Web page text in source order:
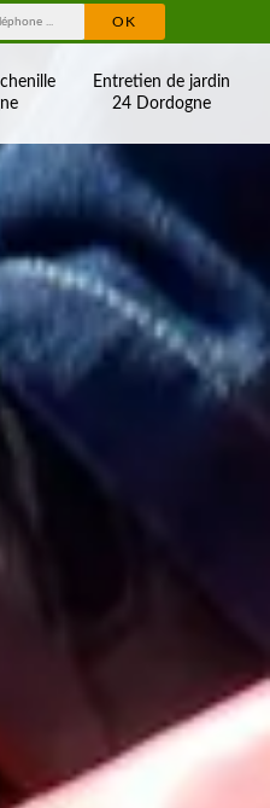
Entretien de jardin
24 Dordogne